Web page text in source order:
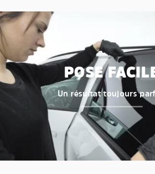
POSE
Un résultat toujours